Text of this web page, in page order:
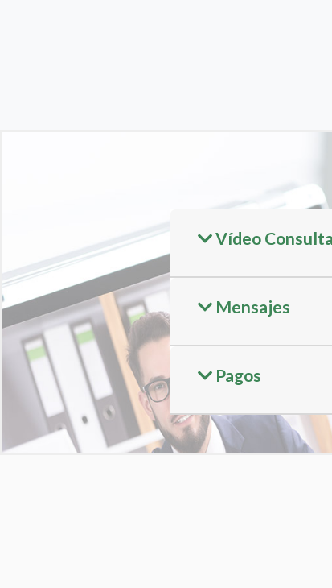
Vídeo
Mensajes
Pagos